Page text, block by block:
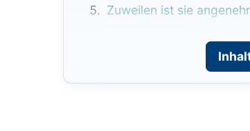
Zuweilen ist sie